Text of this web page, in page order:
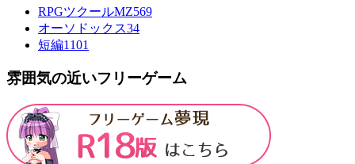
RPGツクールMZ569
オーソドックス34
短編1101
雰囲気の近いフリーゲーム